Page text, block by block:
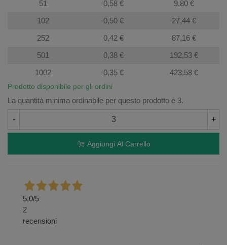
51
0,58 €
9,80 €
102
0,50 €
27,44 €
252
0,42 €
87,16 €
501
0,38 €
192,53 €
1002
0,35 € 423,58 €
Prodotto disponibile per gli ordini
La quantità minima ordinabile per questo prodotto è 3.
- +
Aggiungi Al Carrello
5,0/5
2
recensioni